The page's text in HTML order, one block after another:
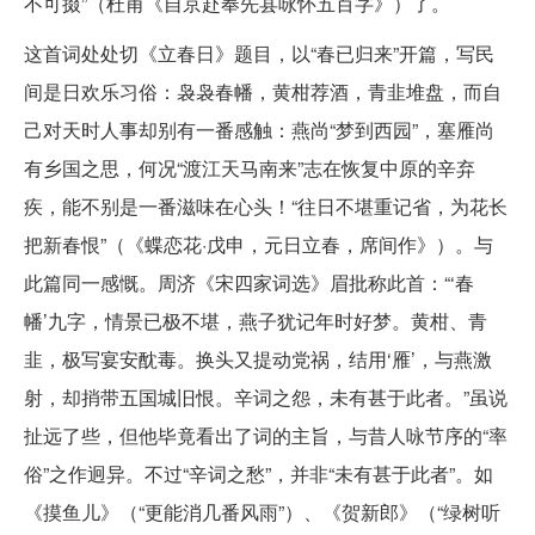
这首词处处切《立春日》题目，以“春已归来”开篇，写民
间是日欢乐习俗：袅袅春幡，黄柑荐酒，青韭堆盘，而自
己对天时人事却别有一番感触：燕尚“梦到西园”，塞雁尚
有乡国之思，何况“渡江天马南来”志在恢复中原的辛弃
疾，能不别是一番滋味在心头！“往日不堪重记省，为花长
把新春恨”（《蝶恋花·戊申，元日立春，席间作》）。与
此篇同一感慨。周济《宋四家词选》眉批称此首：“‘春
幡’九字，情景已极不堪，燕子犹记年时好梦。黄柑、青
韭，极写宴安酖毒。换头又提动党祸，结用‘雁’，与燕激
射，却捎带五国城旧恨。辛词之怨，未有甚于此者。”虽说
扯远了些，但他毕竟看出了词的主旨，与昔人咏节序的“率
俗”之作迥异。不过“辛词之愁”，并非“未有甚于此者”。如
《摸鱼儿》（“更能消几番风雨”）、《贺新郎》（“绿树听